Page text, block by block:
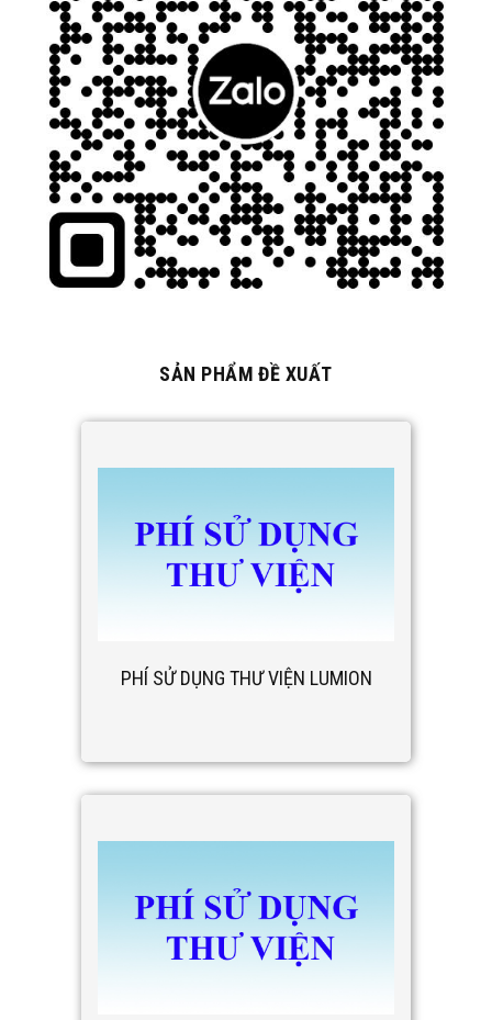
SẢN PHẨM ĐỀ XUẤT
PHÍ SỬ DỤNG THƯ VIỆN LUMION